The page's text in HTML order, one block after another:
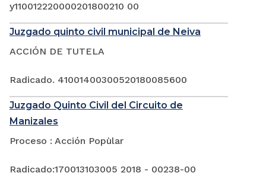
y110012220000201800210 00
Juzgado quinto civil municipal de Neiva
ACCIÓN DE TUTELA
Radicado. 41001400300520180085600
Juzgado Quinto Civil del Circuito de
Manizales
Proceso : Acción Popùlar
Radicado:170013103005 2018 - 00238-00